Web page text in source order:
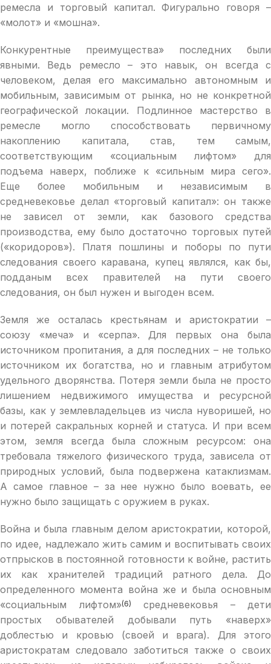
ремесла и торговый капитал. Фигурально говоря –
«молот» и «мошна».
Конкурентные преимущества» последних были
явными. Ведь ремесло – это навык, он всегда с
человеком, делая его максимально автономным и
мобильным, зависимым от рынка, но не конкретной
географической локации. Подлинное мастерство в
ремесле могло способствовать первичному
накоплению капитала, став, тем самым,
соответствующим «социальным лифтом» для
подъема наверх, поближе к «сильным мира сего».
Еще более мобильным и независимым в
средневековье делал «торговый капитал»: он также
не зависел от земли, как базового средства
производства, ему было достаточно торговых путей
(«коридоров»). Платя пошлины и поборы по пути
следования своего каравана, купец являлся, как бы,
подданым всех правителей на пути своего
следования, он был нужен и выгоден всем.
Земля же осталась крестьянам и аристократии –
союзу «меча» и «серпа». Для первых она была
источником пропитания, а для последних – не только
источником их богатства, но и главным атрибутом
удельного дворянства. Потеря земли была не просто
лишением недвижимого имущества и ресурсной
базы, как у землевладельцев из числа нуворишей, но
и потерей сакральных корней и статуса. И при всем
этом, земля всегда была сложным ресурсом: она
требовала тяжелого физического труда, зависела от
природных условий, была подвержена катаклизмам.
А самое главное – за нее нужно было воевать, ее
нужно было защищать с оружием в руках.
Война и была главным делом аристократии, которой,
по идее, надлежало жить самим и воспитывать своих
отпрысков в постоянной готовности к войне, растить
их как хранителей традиций ратного дела. До
определенного момента война же и была основным
«социальным лифтом»(6)
средневековья – дети
простых обывателей добывали путь «наверх»
доблестью и кровью (своей и врага). Для этого
аристократам следовало заботиться также о своих